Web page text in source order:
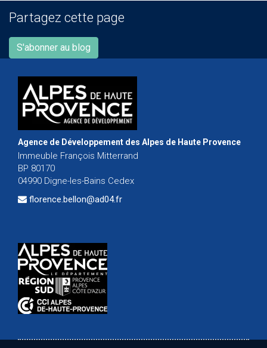
Partagez cette page
S'abonner au blog
Agence de Développement des Alpes de Haute Provence
Immeuble François Mitterrand
BP 80170
04990 Digne-les-Bains Cedex
florence.bellon@ad04.fr